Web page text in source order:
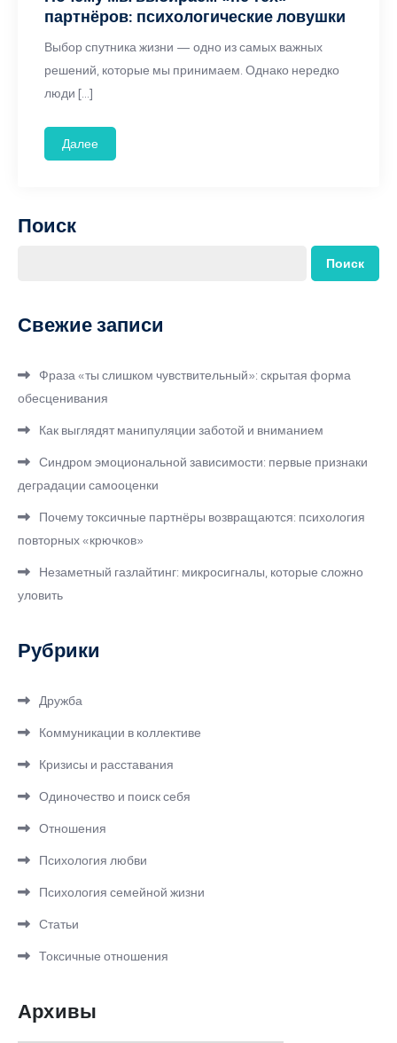
партнёров: психологические ловушки
Выбор спутника жизни — одно из самых важных
решений, которые мы принимаем. Однако нередко
люди […]
Далее
Поиск
Поиск
Свежие записи
Фраза «ты слишком чувствительный»: скрытая форма
обесценивания
Как выглядят манипуляции заботой и вниманием
Синдром эмоциональной зависимости: первые признаки
деградации самооценки
Почему токсичные партнёры возвращаются: психология
повторных «крючков»
Незаметный газлайтинг: микросигналы, которые сложно
уловить
Рубрики
Дружба
Коммуникации в коллективе
Кризисы и расставания
Одиночество и поиск себя
Отношения
Психология любви
Психология семейной жизни
Статьи
Токсичные отношения
Архивы